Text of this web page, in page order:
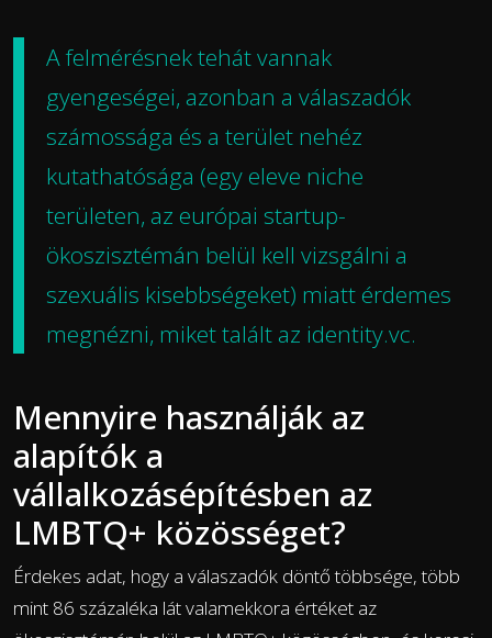
A felmérésnek tehát vannak
gyengeségei, azonban a válaszadók
számossága és a terület nehéz
kutathatósága (egy eleve niche
területen, az európai startup-
ökoszisztémán belül kell vizsgálni a
szexuális kisebbségeket) miatt érdemes
megnézni, miket talált az identity.vc.
Mennyire használják az
alapítók a
vállalkozásépítésben az
LMBTQ+ közösséget?
Érdekes adat, hogy a válaszadók döntő többsége, több
mint 86 százaléka lát valamekkora értéket az